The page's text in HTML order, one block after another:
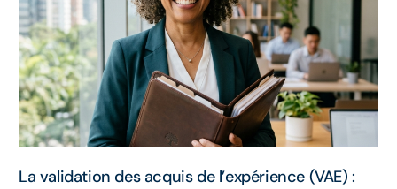
La validation des acquis de l’expérience (VAE) :